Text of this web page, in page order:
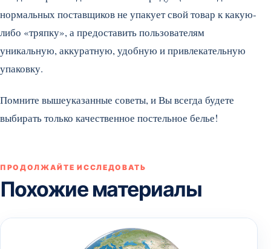
нормальных поставщиков не упакует свой товар к какую-
либо «тряпку», а предоставить пользователям
уникальную, аккуратную, удобную и привлекательную
упаковку.
Помните вышеуказанные советы, и Вы всегда будете
выбирать только качественное постельное белье!
ПРОДОЛЖАЙТЕ ИССЛЕДОВАТЬ
Похожие материалы